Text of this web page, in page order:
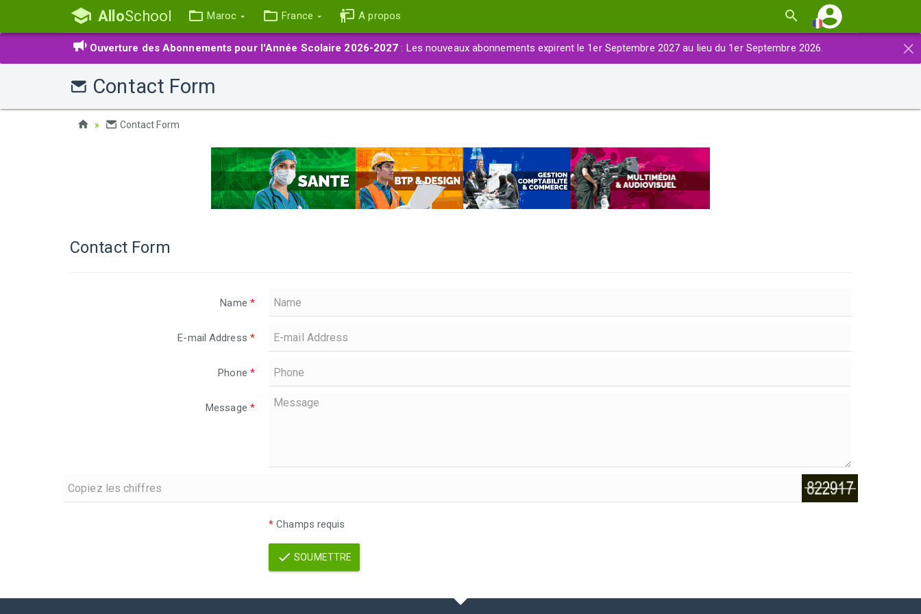
AlloSchool Maroc France A propos
×
Ouverture des Abonnements pour l'Année Scolaire 2026-2027 : Les nouveaux abonnements expirent le 1er Septembre 2027 au lieu du 1er Septembre 2026.
Contact Form
Contact Form
Contact Form
Name *
E-mail Address *
Phone *
Message *
* Champs requis
SOUMETTRE